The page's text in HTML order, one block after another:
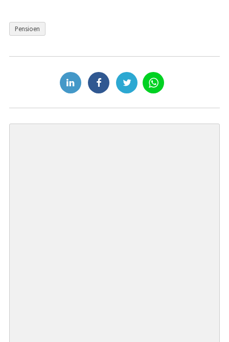
Pensioen